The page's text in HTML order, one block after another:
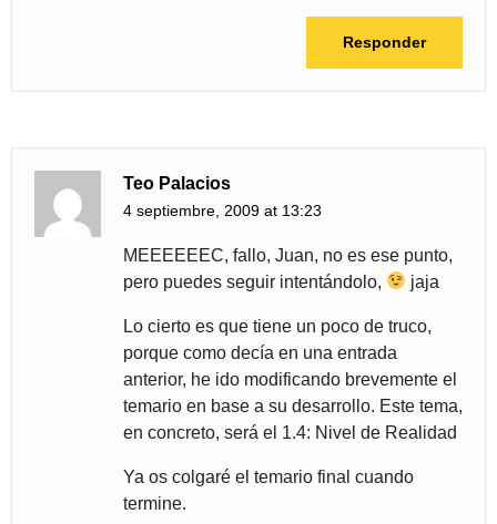
Responder
Teo Palacios
4 septiembre, 2009 at 13:23
MEEEEEEC, fallo, Juan, no es ese punto,
pero puedes seguir intentándolo,
jaja
Lo cierto es que tiene un poco de truco,
porque como decía en una entrada
anterior, he ido modificando brevemente el
temario en base a su desarrollo. Este tema,
en concreto, será el 1.4: Nivel de Realidad
Ya os colgaré el temario final cuando
termine.